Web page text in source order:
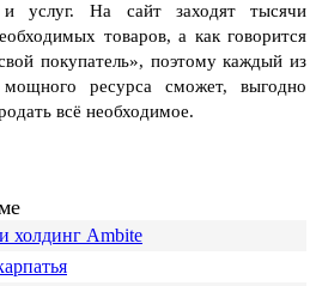
услуг.
На сайт заходят тысячи
товаров, а как говорится
покупатель», поэтому каждый из
ресурса сможет, выгодно
всё необходимое.
холдинг Ambite